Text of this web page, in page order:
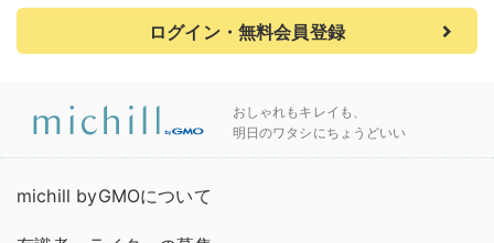
ログイン・無料会員登録
おしゃれもキレイも、
明日のワタシにちょうどいい
michill byGMOについて